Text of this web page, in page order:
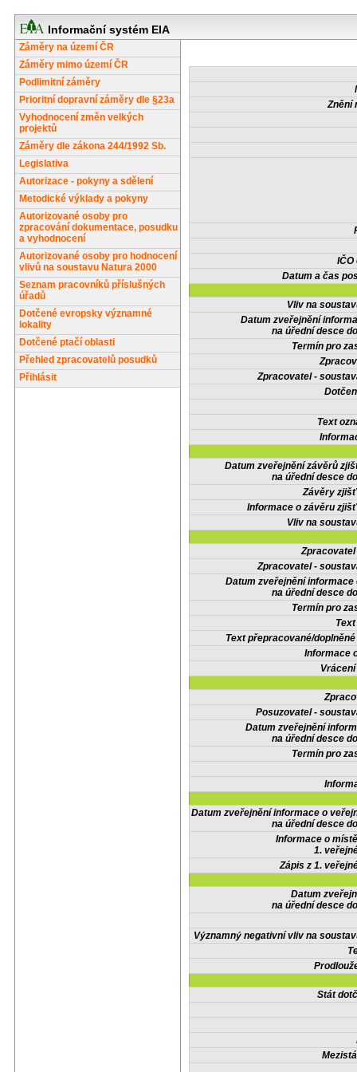
Informační systém EIA
Záměry na území ČR
Záměry mimo území ČR
Podlimitní záměry
Prioritní dopravní záměry dle §23a
Vyhodnocení změn velkých
projektů
Záměry dle zákona 244/1992 Sb.
Legislativa
Autorizace - pokyny a sdělení
Metodické výklady a pokyny
Autorizované osoby pro
zpracování dokumentace, posudku
a vyhodnocení
Autorizované osoby pro hodnocení
vlivů na soustavu Natura 2000
Seznam pracovníků příslušných
úřadů
Dotčené evropsky významné
lokality
Dotčené ptačí oblasti
Přehled zpracovatelů posudků
Přihlásit
Znění
IČO
Datum a čas
Vliv na
Datum zveřejnění
na úřední desce
Termín pro
Zpracovatel -
Text
Datum zveřejnění závěrů
na úřední desce
Závěry
Informace o závěru
Vliv na
Zpracovatel -
Datum zveřejnění informace
na úřední desce
Termín pro
Text přepracované/
Informace
Posuzovatel -
Datum zveřejnění
na úřední desce
Termín pro
Datum zveřejnění informace o
na úřední desce
Informace o
1.
Zápis z 1.
Datum
na úřední desce
Významný negativní vliv na
Stát